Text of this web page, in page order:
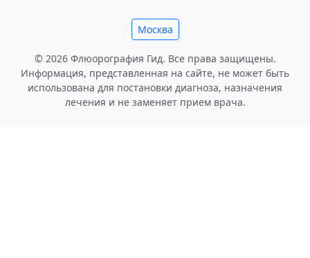
Москва
© 2026 Флюорография Гид. Все права защищены.
Информация, представленная на сайте, не может быть
использована для постановки диагноза, назначения
лечения и не заменяет прием врача.